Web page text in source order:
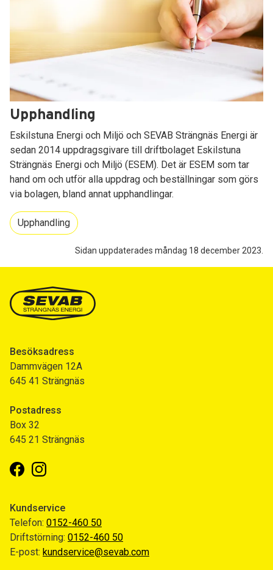
Upphandling
Eskilstuna Energi och Miljö och SEVAB Strängnäs Energi är
sedan 2014 uppdragsgivare till driftbolaget Eskilstuna
Strängnäs Energi och Miljö (ESEM). Det är ESEM som tar
hand om och utför alla uppdrag och beställningar som görs
via bolagen, bland annat upphandlingar.
Upphandling
Sidan uppdaterades måndag 18 december 2023.
Besöksadress
Dammvägen 12A
645 41 Strängnäs
Postadress
Box 32
645 21 Strängnäs
FacebookInstagram
Kundservice
Telefon: 0152-460 50
Driftstörning: 0152-460 50
E-post: kundservice@sevab.com